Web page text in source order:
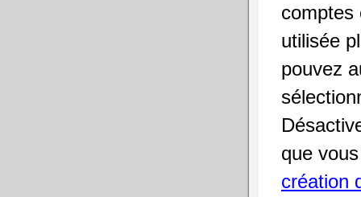
comptes
utilisée
pouvez
que
création